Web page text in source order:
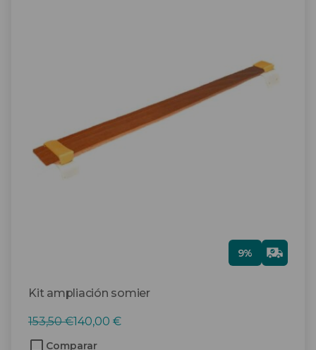
Kit ampliación somier
9%
Gra
tis
153,50€
El
precio
140,00 €
El
precio
Comparar